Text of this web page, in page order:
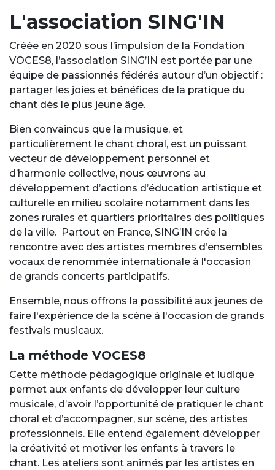
L'association SING'IN
Créée en 2020 sous l’impulsion de la Fondation
VOCES8, l’association SING’IN est portée par une
équipe de passionnés fédérés autour d’un objectif :
partager les joies et bénéfices de la pratique du
chant dès le plus jeune âge.
Bien convaincus que la musique, et
particulièrement le chant choral, est un puissant
vecteur de développement personnel et
d’harmonie collective, nous œuvrons au
développement d’actions d’éducation artistique et
culturelle en milieu scolaire notamment dans les
zones rurales et quartiers prioritaires des politiques
de la ville. Partout en France, SING’IN crée la
rencontre avec des artistes membres d’ensembles
vocaux de renommée internationale à l'occasion
de grands concerts participatifs.
Ensemble, nous offrons la possibilité aux jeunes de
faire l'expérience de la scène à l'occasion de grands
festivals musicaux.
La méthode VOCES8
Cette méthode pédagogique originale et ludique
permet aux enfants de développer leur culture
musicale, d’avoir l’opportunité de pratiquer le chant
choral et d’accompagner, sur scène, des artistes
professionnels. Elle entend également développer
la créativité et motiver les enfants à travers le
chant. Les ateliers sont animés par les artistes en